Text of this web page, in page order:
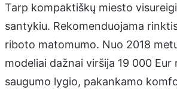
Tarp kompaktiškų miesto
santykiu. Rekomenduojama
riboto matomumo. Nuo 2018
modeliai dažnai viršija 19 000
saugumo lygio, pakankamo